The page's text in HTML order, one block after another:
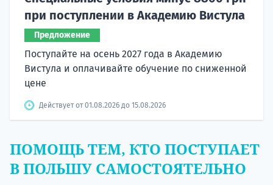
при поступлении в Академию Вистула
Предложение
Поступайте на осень 2027 года в Академию
Вистула и оплачивайте обучение по сниженной
цене
Действует от 01.08.2026 до 15.08.2026
ПОМОЩЬ ТЕМ, КТО ПОСТУПАЕТ
В ПОЛЬШУ САМОСТОЯТЕЛЬНО